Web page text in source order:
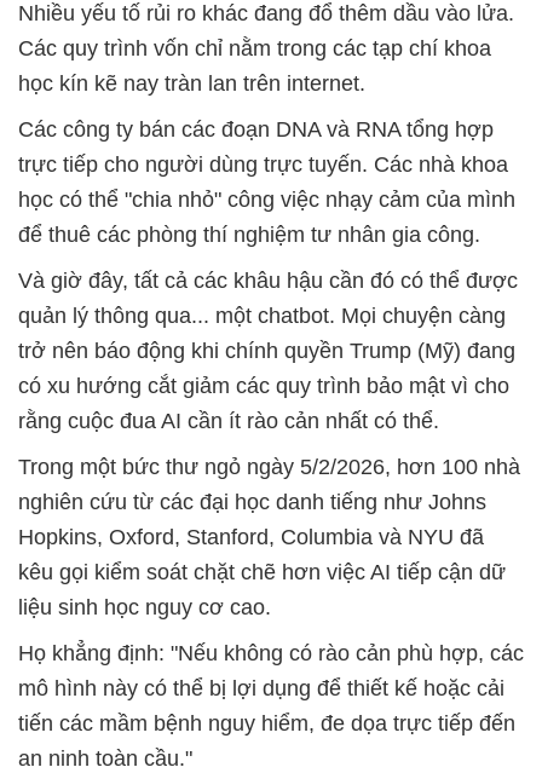
Nhiều yếu tố rủi ro khác đang đổ thêm dầu vào lửa.
Các quy trình vốn chỉ nằm trong các tạp chí khoa
học kín kẽ nay tràn lan trên internet.
Các công ty bán các đoạn DNA và RNA tổng hợp
trực tiếp cho người dùng trực tuyến. Các nhà khoa
học có thể "chia nhỏ" công việc nhạy cảm của mình
để thuê các phòng thí nghiệm tư nhân gia công.
Và giờ đây, tất cả các khâu hậu cần đó có thể được
quản lý thông qua... một chatbot. Mọi chuyện càng
trở nên báo động khi chính quyền Trump (Mỹ) đang
có xu hướng cắt giảm các quy trình bảo mật vì cho
rằng cuộc đua AI cần ít rào cản nhất có thể.
Trong một bức thư ngỏ ngày 5/2/2026, hơn 100 nhà
nghiên cứu từ các đại học danh tiếng như Johns
Hopkins, Oxford, Stanford, Columbia và NYU đã
kêu gọi kiểm soát chặt chẽ hơn việc AI tiếp cận dữ
liệu sinh học nguy cơ cao.
Họ khẳng định: "Nếu không có rào cản phù hợp, các
mô hình này có thể bị lợi dụng để thiết kế hoặc cải
tiến các mầm bệnh nguy hiểm, đe dọa trực tiếp đến
an ninh toàn cầu."